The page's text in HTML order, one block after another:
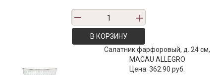
В КОРЗИНУ
Салатник фарфоровый, д. 24 см,
MACAU ALLEGRO
Цена:362.90 руб.